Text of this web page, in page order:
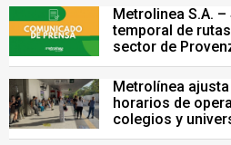
Metrolinea S.A.
temporal de
sector de
Metrolínea
horarios de
colegios y
Metropolitana de